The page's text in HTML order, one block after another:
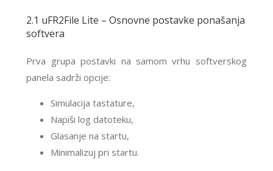
2.1 uFR2File Lite – Osnovne postavke ponašanja
softvera
Prva grupa postavki na samom vrhu softverskog
panela sadrži opcije:
Simulacija tastature,
Napiši log datoteku,
Glasanje na startu,
Minimalizuj pri startu.